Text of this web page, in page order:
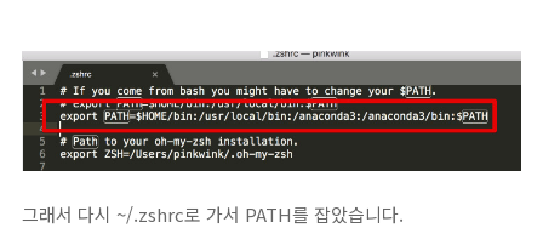
그래서 다시 ~/.zshrc로 가서 PATH를 잡았습니다.